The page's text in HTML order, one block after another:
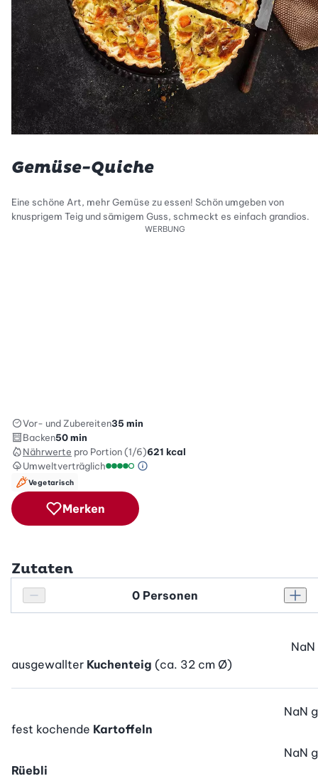
Gemüse-Quiche
Eine schöne Art, mehr Gemüse zu essen! Schön umgeben von
knusprigem Teig und sämigem Guss, schmeckt es einfach grandios.
WERBUNG
Vor- und Zubereiten35 min
Backen50 min
Nährwerte pro Portion (1/6)621 kcal
Umweltverträglich
Green Betty Skala Info
Vegetarisch
Merken
Zutaten
Personenanzahl verringern
Personenanzahl
ausgewallter Kuchenteig (ca. 32 cm Ø)
NaN
fest kochende Kartoffeln
NaN g
Rüebli
NaN g